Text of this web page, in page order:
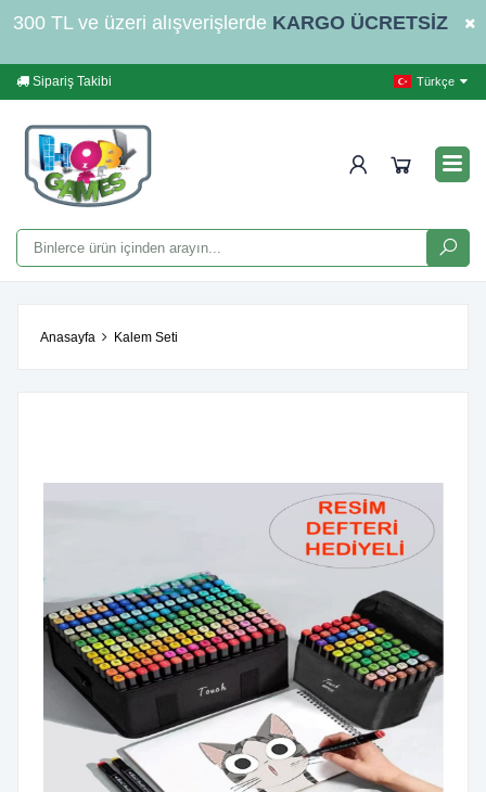
300 TL ve üzeri alışverişlerde KARGO ÜCRETSİZ
Sipariş Takibi Türkçe
Anasayfa Kalem Seti